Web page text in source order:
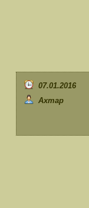
07.01.2016
Ахтар